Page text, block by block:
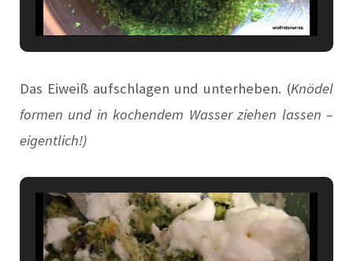
Das Eiweiß aufschlagen und unterheben. (Knödel
formen und in kochendem Wasser ziehen lassen –
eigentlich!)